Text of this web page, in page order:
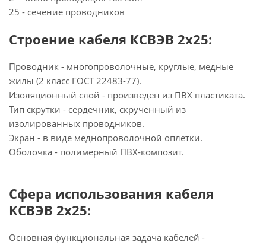
25 - сечение проводников
Строение кабеля КСВЭВ 2х25:
Проводник - многопроволочные, круглые, медные
жилы (2 класс ГОСТ 22483-77).
Изоляционный слой - произведен из ПВХ пластиката.
Тип скрутки - сердечник, скрученный из
изолированных проводников.
Экран - в виде меднопроволочной оплетки.
Оболочка - полимерный ПВХ-композит.
Сфера использования кабеля
КСВЭВ 2х25:
Основная функциональная задача кабелей -